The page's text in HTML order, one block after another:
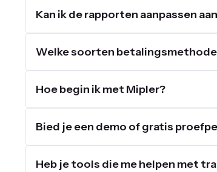
Kan ik de rapporten aanpassen
Welke soorten
Hoe begin ik met Mipler?
Bied je een demo of gratis
Heb je tools die me helpen met